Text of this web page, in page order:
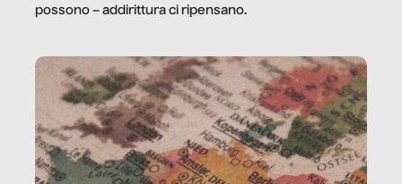
possono – addirittura ci ripensano.